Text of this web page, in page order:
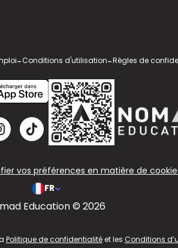
-Conditions d'utilisation-Règles de
vos préférences en matière de
FR
Education © 2026
Politique de confidentialitéet les Conditions